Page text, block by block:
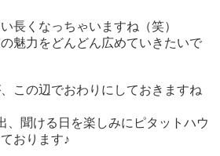
長くなっちゃいますね（笑）
魅力をどんどん広めていきたいで
この辺でおわりにしておきますね
、聞ける日を楽しみにピタットハウ
おります♪